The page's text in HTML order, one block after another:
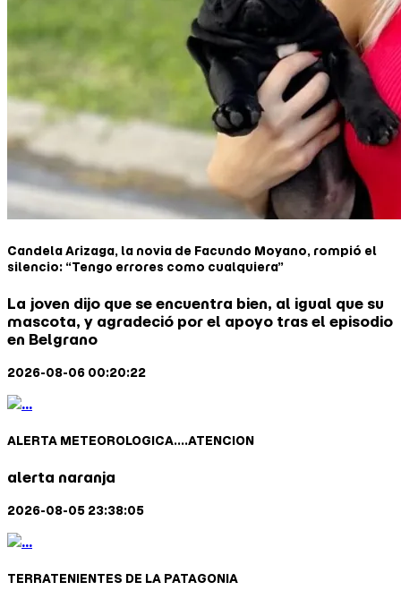
Candela Arizaga, la novia de Facundo Moyano, rompió el
silencio: “Tengo errores como cualquiera”
La joven dijo que se encuentra bien, al igual que su
mascota, y agradeció por el apoyo tras el episodio
en Belgrano
2026-08-06 00:20:22
ALERTA METEOROLOGICA....ATENCION
alerta naranja
2026-08-05 23:38:05
TERRATENIENTES DE LA PATAGONIA